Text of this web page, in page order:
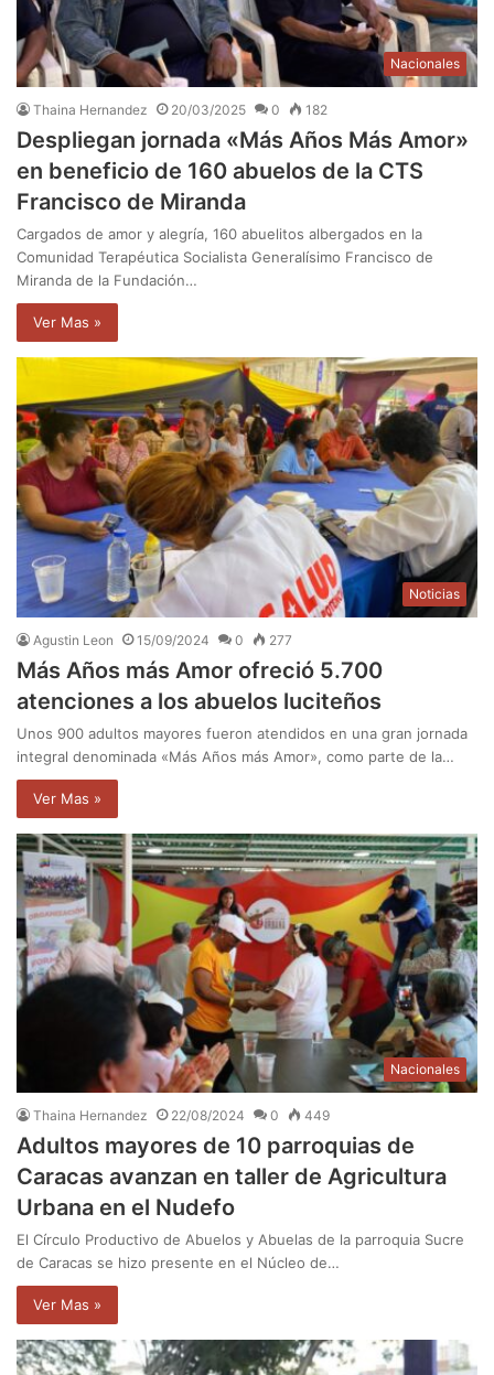
Nacionales
Thaina Hernandez 20/03/2025 0 182
Despliegan jornada «Más Años Más Amor»
en beneficio de 160 abuelos de la CTS
Francisco de Miranda
Cargados de amor y alegría, 160 abuelitos albergados en la
Comunidad Terapéutica Socialista Generalísimo Francisco de
Miranda de la Fundación…
Ver Mas »
Noticias
Agustin Leon 15/09/2024 0 277
Más Años más Amor ofreció 5.700
atenciones a los abuelos luciteños
Unos 900 adultos mayores fueron atendidos en una gran jornada
integral denominada «Más Años más Amor», como parte de la…
Ver Mas »
Nacionales
Thaina Hernandez 22/08/2024 0 449
Adultos mayores de 10 parroquias de
Caracas avanzan en taller de Agricultura
Urbana en el Nudefo
El Círculo Productivo de Abuelos y Abuelas de la parroquia Sucre
de Caracas se hizo presente en el Núcleo de…
Ver Mas »